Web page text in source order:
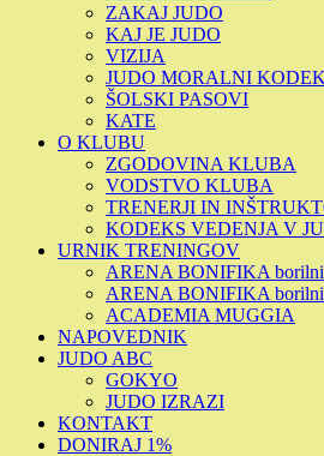
ZAKAJ JUDO
KAJ JE JUDO
VIZIJA
JUDO MORALNI
ŠOLSKI PASOVI
KATE
O KLUBU
ZGODOVINA KLUBA
VODSTVO KLUBA
TRENERJI IN
KODEKS VEDENJA V
URNIK TRENINGOV
ARENA BONIFIKA
ARENA BONIFIKA
ACADEMIA MUGGIA
NAPOVEDNIK
JUDO ABC
GOKYO
JUDO IZRAZI
KONTAKT
DONIRAJ 1%